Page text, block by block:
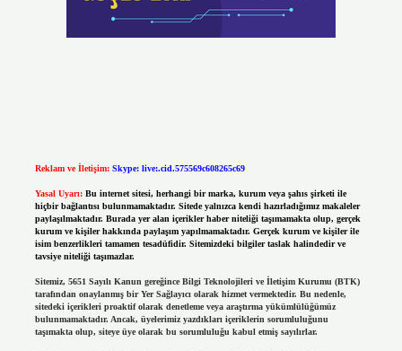
Reklam ve İletişim: Skype: live:.cid.575569c608265c69
Yasal Uyarı: Bu internet sitesi, herhangi bir marka, kurum veya şahıs şirketi ile
hiçbir bağlantısı bulunmamaktadır. Sitede yalnızca kendi hazırladığımız makaleler
paylaşılmaktadır. Burada yer alan içerikler haber niteliği taşımamakta olup, gerçek
kurum ve kişiler hakkında paylaşım yapılmamaktadır. Gerçek kurum ve kişiler ile
isim benzerlikleri tamamen tesadüfidir. Sitemizdeki bilgiler taslak halindedir ve
tavsiye niteliği taşımazlar.
Sitemiz, 5651 Sayılı Kanun gereğince Bilgi Teknolojileri ve İletişim Kurumu (BTK)
tarafından onaylanmış bir Yer Sağlayıcı olarak hizmet vermektedir. Bu nedenle,
sitedeki içerikleri proaktif olarak denetleme veya araştırma yükümlülüğümüz
bulunmamaktadır. Ancak, üyelerimiz yazdıkları içeriklerin sorumluluğunu
taşımakta olup, siteye üye olarak bu sorumluluğu kabul etmiş sayılırlar.